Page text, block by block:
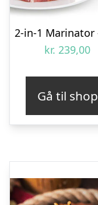
kr. 239,00
Gå til shop